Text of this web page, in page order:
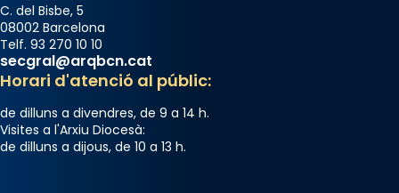
View on Facebook
Arquebisbat de Barcelona
2 weeks ago
Jaume, fill de Zebedeu, és juntament amb el
seu germà Joan i Pere un dels que
acompanyava més de prop Jesús.
C. del Bisbe, 5
08002 Barcelona
Telf. 93 270 10 10
secgral@arqbcn.cat
Horari d'atenció al públic:
de dilluns a divendres, de 9 a 14 h.
Visites a l'Arxiu Diocesà:
de dilluns a dijous, de 10 a 13 h.